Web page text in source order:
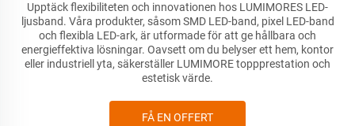
Upptäck flexibiliteten och innovationen hos LUMIMORES LED-
ljusband. Våra produkter, såsom SMD LED-band, pixel LED-band
och flexibla LED-ark, är utformade för att ge hållbara och
energieffektiva lösningar. Oavsett om du belyser ett hem, kontor
eller industriell yta, säkerställer LUMIMORE toppprestation och
estetisk värde.
FÅ EN OFFERT